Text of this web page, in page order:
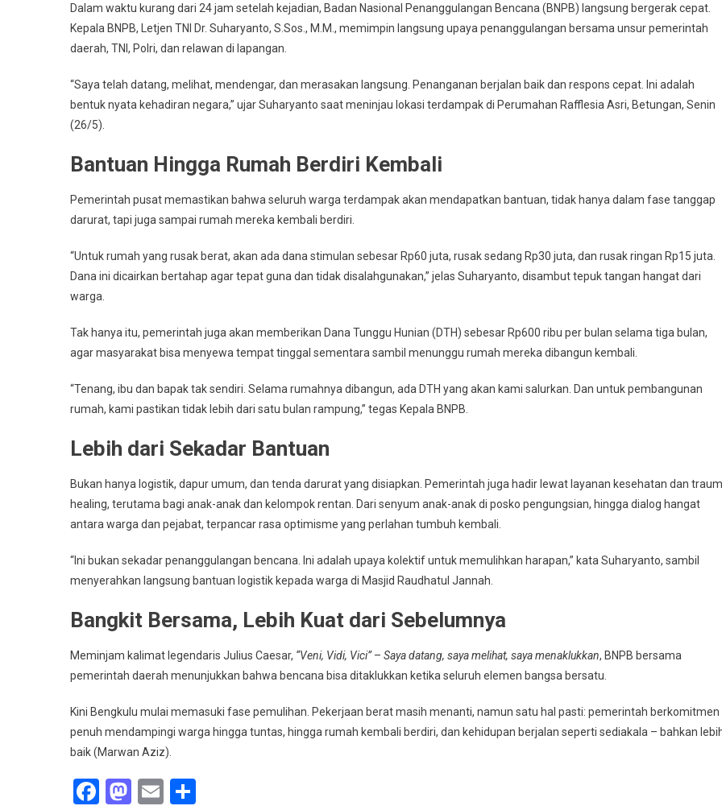
Dibangun
Dalam waktu kurang dari 24 jam setelah kejadian, Badan Nasional Penanggulangan Bencana (BNPB) langsung bergerak cepat.
Kepala BNPB, Letjen TNI Dr. Suharyanto, S.Sos., M.M., memimpin langsung upaya penanggulangan bersama unsur pemerintah
daerah, TNI, Polri, dan relawan di lapangan.
“Saya telah datang, melihat, mendengar, dan merasakan langsung. Penanganan berjalan baik dan respons cepat. Ini adalah
bentuk nyata kehadiran negara,” ujar Suharyanto saat meninjau lokasi terdampak di Perumahan Rafflesia Asri, Betungan, Senin
(26/5).
Bantuan Hingga Rumah Berdiri Kembali
Pemerintah pusat memastikan bahwa seluruh warga terdampak akan mendapatkan bantuan, tidak hanya dalam fase tanggap
darurat, tapi juga sampai rumah mereka kembali berdiri.
“Untuk rumah yang rusak berat, akan ada dana stimulan sebesar Rp60 juta, rusak sedang Rp30 juta, dan rusak ringan Rp15 juta.
Dana ini dicairkan bertahap agar tepat guna dan tidak disalahgunakan,” jelas Suharyanto, disambut tepuk tangan hangat dari
warga.
Tak hanya itu, pemerintah juga akan memberikan Dana Tunggu Hunian (DTH) sebesar Rp600 ribu per bulan selama tiga bulan,
agar masyarakat bisa menyewa tempat tinggal sementara sambil menunggu rumah mereka dibangun kembali.
“Tenang, ibu dan bapak tak sendiri. Selama rumahnya dibangun, ada DTH yang akan kami salurkan. Dan untuk pembangunan
rumah, kami pastikan tidak lebih dari satu bulan rampung,” tegas Kepala BNPB.
Lebih dari Sekadar Bantuan
Bukan hanya logistik, dapur umum, dan tenda darurat yang disiapkan. Pemerintah juga hadir lewat layanan kesehatan dan
healing, terutama bagi anak-anak dan kelompok rentan. Dari senyum anak-anak di posko pengungsian, hingga dialog hangat
antara warga dan pejabat, terpancar rasa optimisme yang perlahan tumbuh kembali.
“Ini bukan sekadar penanggulangan bencana. Ini adalah upaya kolektif untuk memulihkan harapan,” kata Suharyanto, sambil
menyerahkan langsung bantuan logistik kepada warga di Masjid Raudhatul Jannah.
Bangkit Bersama, Lebih Kuat dari Sebelumnya
Meminjam kalimat legendaris Julius Caesar, “Veni, Vidi, Vici”– Saya datang, saya melihat, saya menaklukkan, BNPB bersama
pemerintah daerah menunjukkan bahwa bencana bisa ditaklukkan ketika seluruh elemen bangsa bersatu.
Kini Bengkulu mulai memasuki fase pemulihan. Pekerjaan berat masih menanti, namun satu hal pasti: pemerintah berkomitmen
penuh mendampingi warga hingga tuntas, hingga rumah kembali berdiri, dan kehidupan berjalan seperti sediakala – bahkan
baik (Marwan Aziz).
Facebook
Mastodon
Email